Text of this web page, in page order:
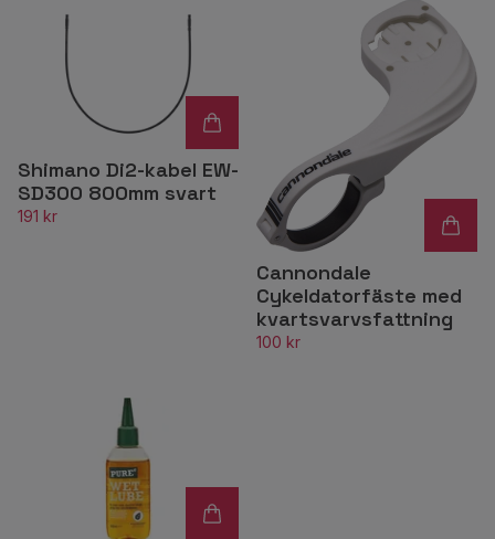
Shimano Di2-kabel EW-
SD300 800mm svart
191 kr
Cannondale
Cykeldatorfäste med
kvartsvarvsfattning
100 kr